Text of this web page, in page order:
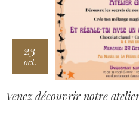
23
oct.
Venez découvrir notre